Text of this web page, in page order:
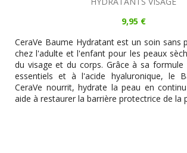
9,95 €
CeraVe Baume Hydratant est un soin sans
chez l'adulte et l'enfant pour les peaux
du visage et du corps. Grâce à sa formule
essentiels et à l'acide hyaluronique, le
CeraVe nourrit, hydrate la peau en
aide à restaurer la barrière protectrice de la